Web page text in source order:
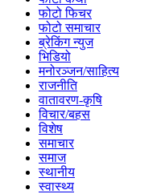
फोटो फिचर
फोटो समाचार
ब्रेकिंग न्युज
भिडियो
मनोरञ्जन/साहित्य
राजनीति
वातावरण-कृषि
विचार/बहस
विशेष
समाचार
समाज
स्थानीय
स्वास्थ्य